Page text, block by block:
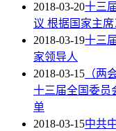
2018-03-20十三
议 根据国家主
2018-03-19十三
家领导人
2018-03-15 （两
十三届全国委员
单
2018-03-15中共